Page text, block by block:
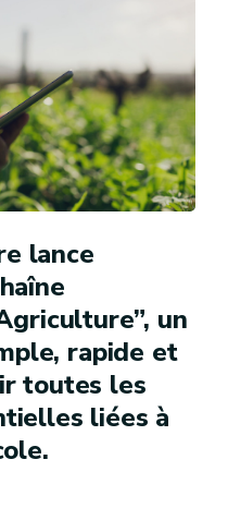
lance
un
rapide et
toutes les
liées à